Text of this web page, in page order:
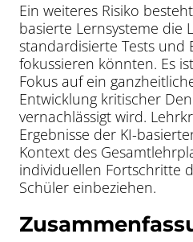
Ein weiteres Risiko
basierte Lernsysteme die
standardisierte Tests und
fokussieren könnten. Es
Fokus auf ein
Entwicklung kritischer
vernachlässigt wird.
Ergebnisse der KI-
Kontext des
individuellen Fortschritte
Schüler einbeziehen.